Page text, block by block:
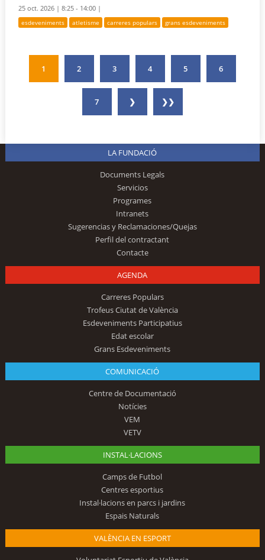
25 oct. 2026 |8:25 - 14:00 |
esdeveniments atletisme carreres populars grans esdeveniments
1 2 3 4 5 6
7 ❯ ❯❯
LA FUNDACIÓ
Documents Legals
Servicios
Programes
Intranets
Sugerencias y Reclamaciones/Quejas
Perfil del contractant
Contacte
AGENDA
Carreres Populars
Trofeus Ciutat de València
Esdeveniments Participatius
Edat escolar
Grans Esdeveniments
COMUNICACIÓ
Centre de Documentació
Notícies
VEM
VETV
INSTAL·LACIONS
Camps de Futbol
Centres esportius
Instal·lacions en parcs i jardins
Espais Naturals
VALÈNCIA EN ESPORT